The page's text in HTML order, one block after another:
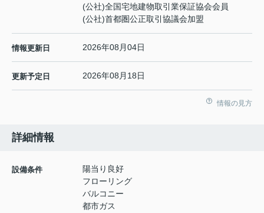
(公社)全国宅地建物取引業保証協会会員
(公社)首都圏公正取引協議会加盟
情報更新日 2026年08月04日
更新予定日 2026年08月18日
情報の見方
詳細情報
設備条件
陽当り良好
フローリング
バルコニー
都市ガス